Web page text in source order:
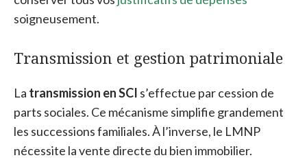
soigneusement.
Transmission et gestion patrimoniale
La transmission en SCI s’effectue par cession de
parts sociales. Ce mécanisme simplifie grandement
les successions familiales. À l’inverse, le LMNP
nécessite la vente directe du bien immobilier.